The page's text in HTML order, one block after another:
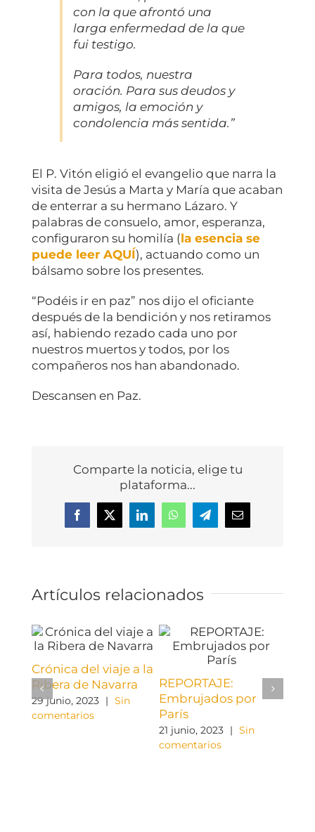
con la que afrontó una
larga enfermedad de la que
fui testigo.
Para todos, nuestra
oración. Para sus deudos y
amigos, la emoción y
condolencia más sentida.”
El P. Vitón eligió el evangelio que narra la
visita de Jesús a Marta y María que acaban
de enterrar a su hermano Lázaro. Y
palabras de consuelo, amor, esperanza,
configuraron su homilía (la esencia se
puede leer AQUÍ), actuando como un
bálsamo sobre los presentes.
“Podéis ir en paz” nos dijo el oficiante
después de la bendición y nos retiramos
así, habiendo rezado cada uno por
nuestros muertos y todos, por los
compañeros nos han abandonado.
Descansen en Paz.
Comparte la noticia, elige tu
plataforma...
Facebook
X LinkedInWhatsAppTelegramCorreo
electrónico
Artículos relacionados
Crónica del viaje a la
Ribera de Navarra
29 junio, 2023 | Sin
comentarios
REPORTAJE:
Embrujados por
París
21 junio, 2023 | Sin
comentarios